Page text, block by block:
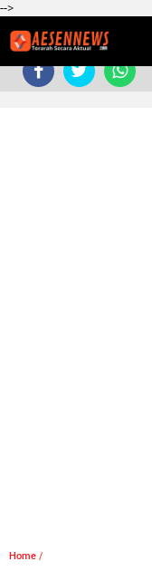
-->
Home /